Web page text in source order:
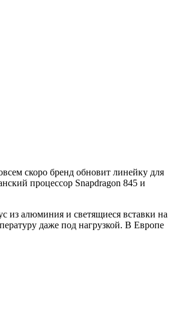
скоро бренд обновит линейку для
процессор Snapdragon 845 и
из алюминия и светящиеся вставки на
даже под нагрузкой. В Европе